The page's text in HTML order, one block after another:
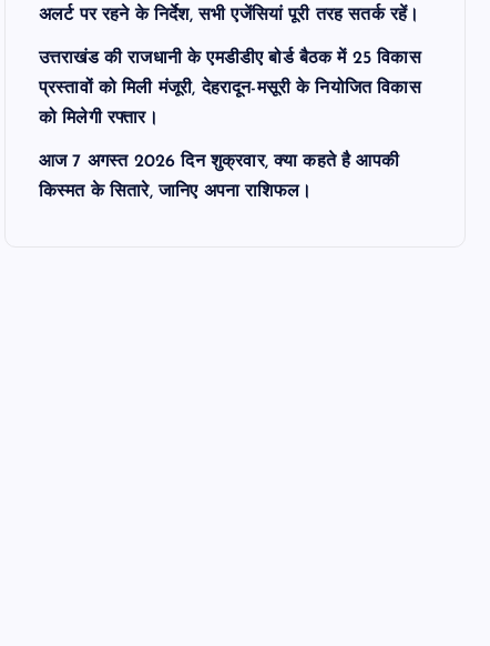
अलर्ट पर रहने के निर्देश, सभी एजेंसियां पूरी तरह सतर्क रहें।
उत्तराखंड की राजधानी के एमडीडीए बोर्ड बैठक में 25 विकास
प्रस्तावों को मिली मंजूरी, देहरादून-मसूरी के नियोजित विकास
को मिलेगी रफ्तार।
आज 7 अगस्त 2026 दिन शुक्रवार, क्या कहते है आपकी
किस्मत के सितारे, जानिए अपना राशिफल।